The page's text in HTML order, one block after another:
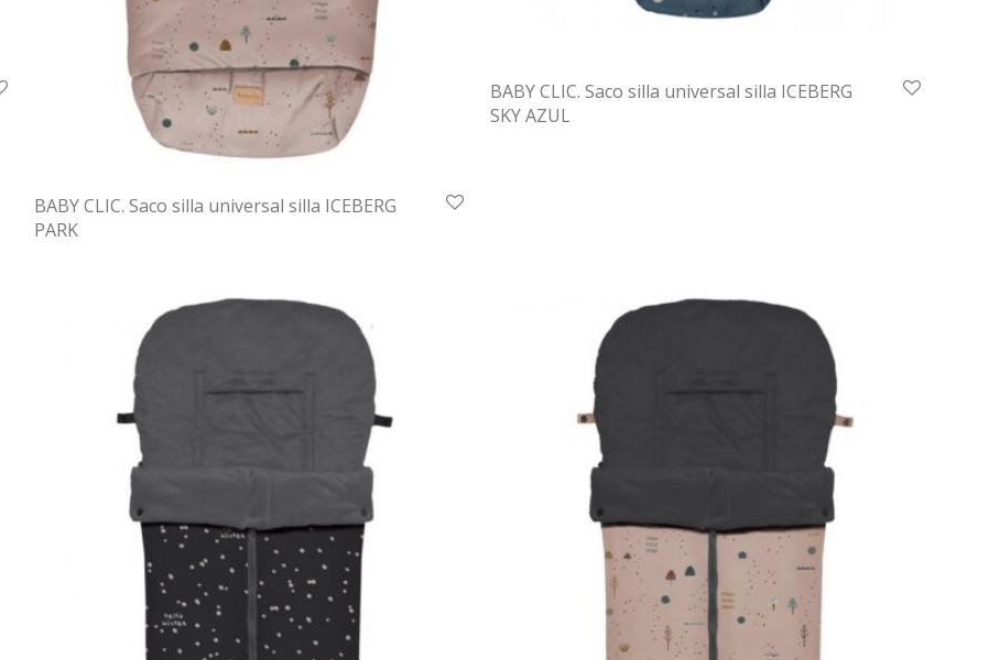
BABY CLIC. Saco silla universal silla ICEBERG
PARK
BABY CLIC. Saco silla universal silla ICEBERG
SKY AZUL